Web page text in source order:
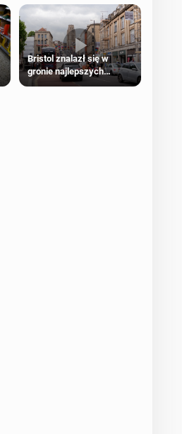
Bristol znalazł się w
gronie najlepszych
kierunków podróży na